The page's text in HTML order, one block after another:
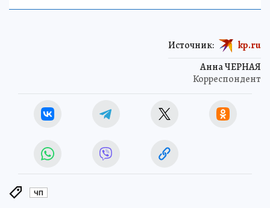
Анна ЧЕРНАЯ
Корреспондент
Источник: kp.ru
ЧП